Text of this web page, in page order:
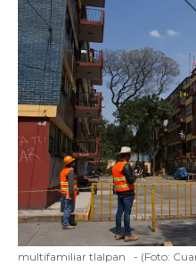
multifamiliar tlalpan - (Foto: